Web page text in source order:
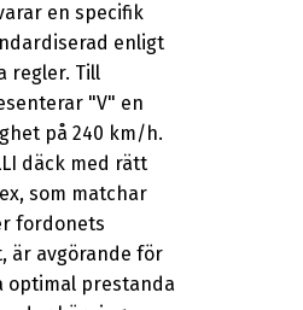
en specifik
enligt
regler. Till
"V" en
på 240 km/h.
däck med rätt
som matchar
fordonets
är avgörande för
optimal prestanda